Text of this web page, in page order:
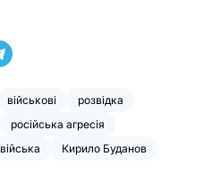
військові
розвідка
російська агресія
війська Кирило Буданов